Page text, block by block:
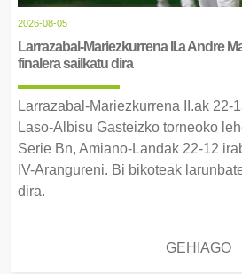
2026-08-05
Larrazabal-Mariezkurrena II.a Andre
finalera sailkatu dira
Larrazabal-Mariezkurrena II.ak 22-
Laso-Albisu Gasteizko torneoko
Serie Bn, Amiano-Landak 22-12
IV-Arangureni. Bi bikoteak
dira.
GEHIAGO